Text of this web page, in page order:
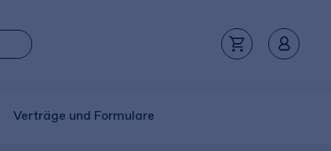
Verträge und Formulare